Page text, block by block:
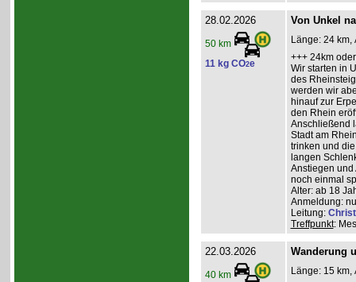
28.02.2026
50 km
11 kg CO2e
Von Unkel
Länge: 24 km,
+++ 24km
Wir starten in
des
werden wir
hinauf zur
den Rhein
Anschließend
Stadt am
trinken und
langen
Anstiegen
noch einmal
Alter: ab 18
Anmeldung:
Leitung:
Treffpunkt:
22.03.2026
40 km
Wanderung
Länge: 15 km,